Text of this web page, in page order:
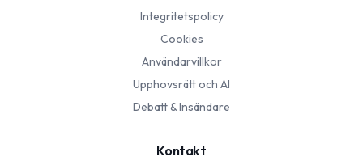
Integritetspolicy
Cookies
Användarvillkor
Upphovsrätt och AI
Debatt & Insändare
Kontakt